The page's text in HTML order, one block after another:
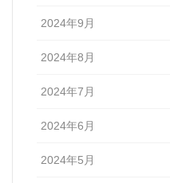
2024年9月
2024年8月
2024年7月
2024年6月
2024年5月